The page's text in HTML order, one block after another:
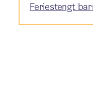
Feriestengt